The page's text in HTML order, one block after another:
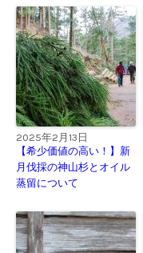
2025年2月13日
【希少価値の高い！】新
月伐採の神山杉とオイル
蒸留について